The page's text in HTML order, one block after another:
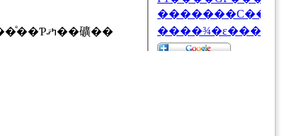
���Ǻܤ���Ƥ��ޤ����������Ǥ�ñ�˥��եȥ�����Ū�ʤ��Ȥ����ǤϤʤ���������ܤΰ�̣��ͤ��Ƥߤޤ��礦��